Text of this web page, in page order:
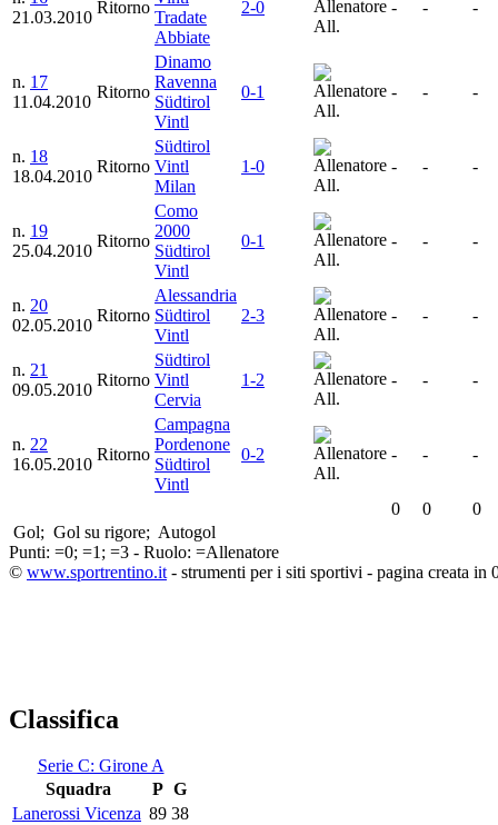
21.03.2010
Ritorno
Tradate
Abbiate
2-0
All.
- - -
n. 17
11.04.2010
Ritorno
Dinamo
Ravenna
Südtirol
Vintl
0-1
All.
- - -
n. 18
18.04.2010
Ritorno
Südtirol
Vintl
Milan
1-0
All.
- - -
n. 19
25.04.2010
Ritorno
Como
2000
Südtirol
Vintl
0-1
All.
- - -
n. 20
02.05.2010
Ritorno
Alessandria
Südtirol
Vintl
2-3
All.
- - -
n. 21
09.05.2010
Ritorno
Südtirol
Vintl
Cervia
1-2
All.
- - -
n. 22
16.05.2010
Ritorno
Campagna
Pordenone
Südtirol
Vintl
0-2
All.
- - -
0 0
0
Gol; Gol su rigore; Autogol
Punti: =0; =1; =3 - Ruolo: =Allenatore
© www.sportrentino.it - strumenti per i siti sportivi - pagina creata in
Classifica
Serie C: Girone A
Squadra
P G
Lanerossi Vicenza 89 38